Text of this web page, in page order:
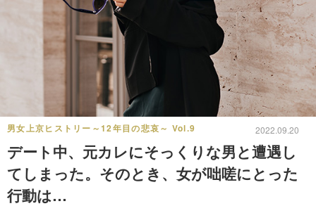
男女上京ヒストリー～12年目の悲哀～ Vol.9 2022.09.20
デート中、元カレにそっくりな男と遭遇し
てしまった。そのとき、女が咄嗟にとった
行動は…